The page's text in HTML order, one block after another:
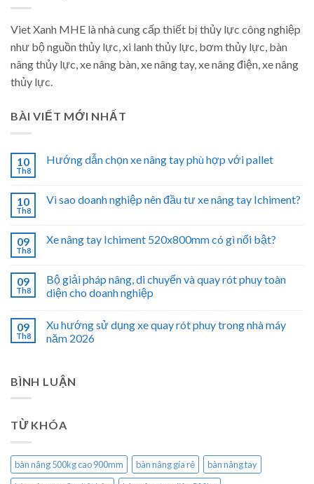
Viet Xanh MHE là nhà cung cấp thiết bị thủy lực công nghiệp
như bộ nguồn thủy lực, xi lanh thủy lực, bơm thủy lực, bàn
nâng thủy lực, xe nâng bàn, xe nâng tay, xe nâng điện, xe nâng
thủy lực.
BÀI VIẾT MỚI NHẤT
10
Th8
Hướng dẫn chọn xe nâng tay phù hợp với pallet
10
Th8
Vì sao doanh nghiệp nên đầu tư xe nâng tay Ichiment?
09
Th8
Xe nâng tay Ichiment 520x800mm có gì nổi bật?
09
Th8
Bộ giải pháp nâng, di chuyển và quay rót phuy toàn
diện cho doanh nghiệp
09
Th8
Xu hướng sử dụng xe quay rót phuy trong nhà máy
năm 2026
BÌNH LUẬN
TỪ KHÓA
bàn nâng 500kg cao 900mm bàn nâng gía rẻ
bàn nâng tay